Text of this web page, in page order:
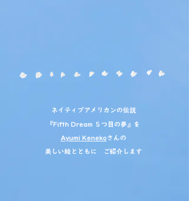
ネイティブアメリカンの伝説
『Fifth Dream ５つ目の夢』を
Ayumi Kenekoさんの
美しい絵とともに ご紹介します